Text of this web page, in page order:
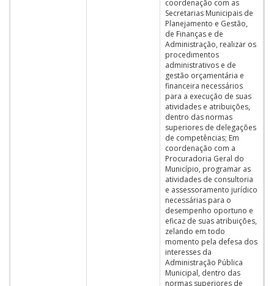
coordenação com as
Secretarias Municipais de
Planejamento e Gestão,
de Finanças e de
Administração, realizar os
procedimentos
administrativos e de
gestão orçamentária e
financeira necessários
para a execução de suas
atividades e atribuições,
dentro das normas
superiores de delegações
de competências; Em
coordenação com a
Procuradoria Geral do
Município, programar as
atividades de consultoria
e assessoramento jurídico
necessárias para o
desempenho oportuno e
eficaz de suas atribuições,
zelando em todo
momento pela defesa dos
interesses da
Administração Pública
Municipal, dentro das
normas superiores de